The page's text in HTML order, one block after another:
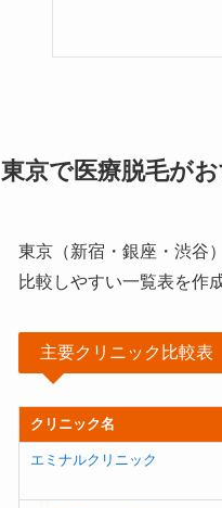
東京で医療脱毛が
東京（新宿・銀座・渋谷
比較しやすい一覧表を作
主要クリニック比較表
クリニック名
エミナルクリニック